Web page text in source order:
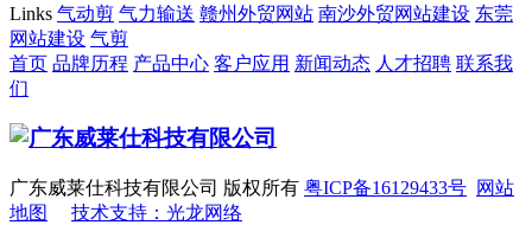
Links 气动剪 气力输送 赣州外贸网站 南沙外贸网站建设 东莞
网站建设 气剪
首页 品牌历程 产品中心 客户应用 新闻动态 人才招聘 联系我
们
广东威莱仕科技有限公司 版权所有 粤ICP备16129433号 网站
地图
技术支持：光龙网络